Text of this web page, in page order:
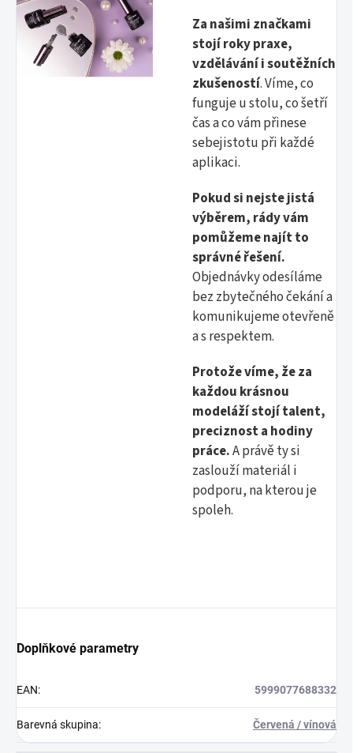
Za našimi značkami
stojíroky praxe,
vzdělávání i soutěžních
zkušeností. Víme, co
funguje u stolu, co šetří
čas a co vám přinese
sebejistotu při každé
aplikaci.
Pokud si nejste jistá
výběrem, rády vám
pomůžeme najít to
správné řešení.
Objednávky odesíláme
bez zbytečného čekání a
komunikujeme otevřeně
a s respektem.
Protože víme, že za
každou krásnou
modeláží stojí talent,
preciznost a hodiny
práce.A právě ty si
zaslouží materiál i
podporu, na kterou je
spoleh.
Doplňkové parametry
EAN: 5999077688332
Barevná skupina: Červená / vínová